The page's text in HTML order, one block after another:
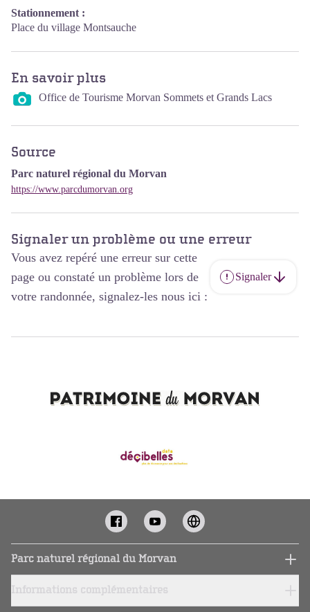
Stationnement :
Place du village Montsauche
En savoir plus
Office de Tourisme Morvan Sommets et Grands Lacs
Source
Parc naturel régional du Morvan
https://www.parcdumorvan.org
Signaler un problème ou une erreur
Vous avez repéré une erreur sur cette
page ou constaté un problème lors de
votre randonnée, signalez-les nous ici :
Signaler
Parc naturel régional du Morvan
Informations complémentaires